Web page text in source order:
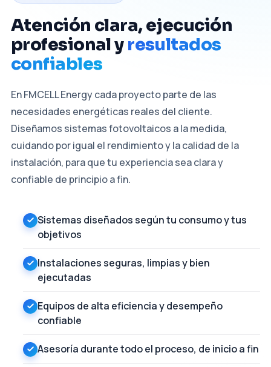
Atención clara, ejecución
profesional y resultados
confiables
En FMCELL Energy cada proyecto parte de las
necesidades energéticas reales del cliente.
Diseñamos sistemas fotovoltaicos a la medida,
cuidando por igual el rendimiento y la calidad de la
instalación, para que tu experiencia sea clara y
confiable de principio a fin.
Sistemas diseñados según tu consumo y tus
objetivos
Instalaciones seguras, limpias y bien
ejecutadas
Equipos de alta eficiencia y desempeño
confiable
Asesoría durante todo el proceso, de inicio a fin